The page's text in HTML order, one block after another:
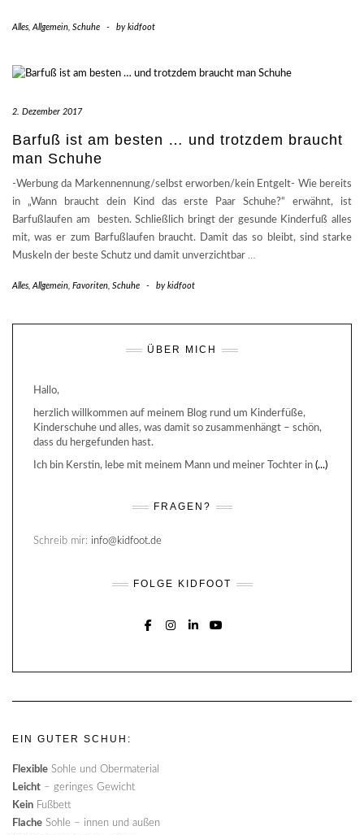
Alles,Allgemein, Schuhe - bykidfoot
2. Dezember 2017
Barfuß ist am besten … und trotzdem braucht
man Schuhe
-Werbung da Markennennung/selbst erworben/kein Entgelt- Wie bereits
in „Wann braucht dein Kind das erste Paar Schuhe?“ erwähnt, ist
Barfußlaufen am besten. Schließlich bringt der gesunde Kinderfuß alles
mit, was er zum Barfußlaufen braucht. Damit das so bleibt, sind starke
Muskeln der beste Schutz und damit unverzichtbar …
Alles,Allgemein, Favoriten, Schuhe - bykidfoot
ÜBER MICH
Hallo,
herzlich willkommen auf meinem Blog rund um Kinderfüße,
Kinderschuhe und alles, was damit so zusammenhängt – schön,
dass du hergefunden hast.
Ich bin Kerstin, lebe mit meinem Mann und meiner Tochter in (...)
FRAGEN?
Schreib mir: info@kidfoot.de
FOLGE KIDFOOT
EIN GUTER SCHUH:
Flexible Sohle und Obermaterial
Leicht – geringes Gewicht
Kein Fußbett
Flache Sohle – innen und außen